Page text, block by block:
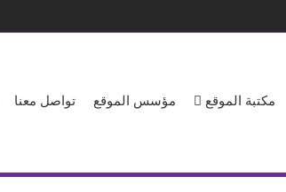
مكتبة الموقع مؤسس الموقع تواصل معنا